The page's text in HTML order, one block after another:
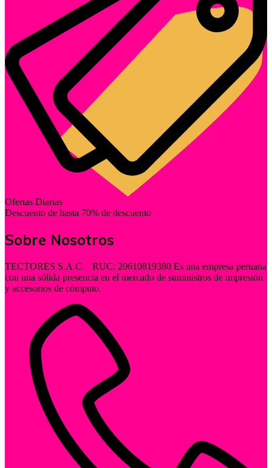
Ofertas Diarias
Descuento de hasta 70% de descuento
Sobre Nosotros
TECTORES S.A.C. - RUC: 20610819380 Es una empresa peruana
con una sólida presencia en el mercado de suministros de impresión
y accesorios de cómputo.